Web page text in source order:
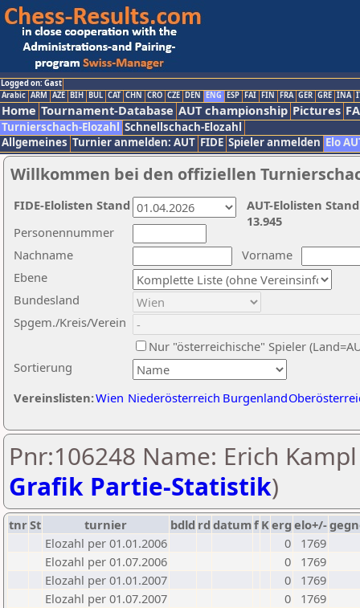
Logged on: Gast
Arabic ARM AZE BIH BUL CAT CHN CRO CZE DEN ENG ESP FAI FIN FRA GER GRE INA
Home Tournament-Database AUT championship Pictures
Turnierschach-Elozahl Schnellschach-Elozahl
Allgemeines Turnier anmelden: AUT FIDE Spieler anmelden Elo
Willkommen bei den offiziellen
Nachname
Vorname
Ebene
Sortierung
Personennummer
Bundesland
Spgem./Kreis/Verein
Nur "österreichische" Spieler
Vereinslisten:Wien Niederösterreich Burgenland
AUT-Elolisten
13.945
FIDE-Elolisten Stand
Pnr:106248 Name: Erich
Grafik Partie-Statistik)
tnrSt turnier bdld rd datumf Kerg elo+/-
Elozahl per 01.01.2006
0
1769
Elozahl per 01.07.2006
0
1769
Elozahl per 01.01.2007
0
1769
Elozahl per 01.07.2007
0
1769